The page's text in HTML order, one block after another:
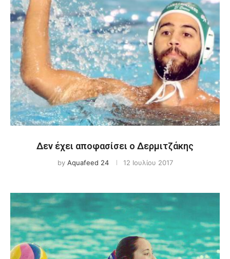
Δεν έχει αποφασίσει ο Δερμιτζάκης
by Aquafeed 24 12 Ιουλίου 2017